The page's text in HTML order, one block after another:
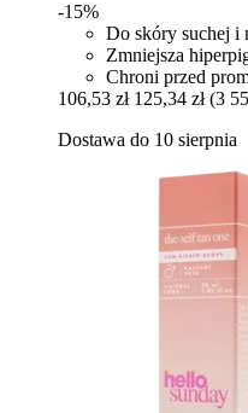
-15%
Do skóry suchej i
Zmniejsza
Chroni przed
106,53 zł 125,34 zł (3
Dostawa do 10 sierpnia